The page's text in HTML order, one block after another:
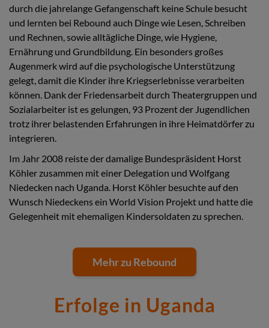
durch die jahrelange Gefangenschaft keine Schule besucht
und lernten bei Rebound auch Dinge wie Lesen, Schreiben
und Rechnen, sowie alltägliche Dinge, wie Hygiene,
Ernährung und Grundbildung. Ein besonders großes
Augenmerk wird auf die psychologische Unterstützung
gelegt, damit die Kinder ihre Kriegserlebnisse verarbeiten
können. Dank der Friedensarbeit durch Theatergruppen und
Sozialarbeiter ist es gelungen, 93 Prozent der Jugendlichen
trotz ihrer belastenden Erfahrungen in ihre Heimatdörfer zu
integrieren.
Im Jahr 2008 reiste der damalige Bundespräsident Horst
Köhler zusammen mit einer Delegation und Wolfgang
Niedecken nach Uganda. Horst Köhler besuchte auf den
Wunsch Niedeckens ein World Vision Projekt und hatte die
Gelegenheit mit ehemaligen Kindersoldaten zu sprechen.
Mehr zu Rebound
Erfolge in Uganda